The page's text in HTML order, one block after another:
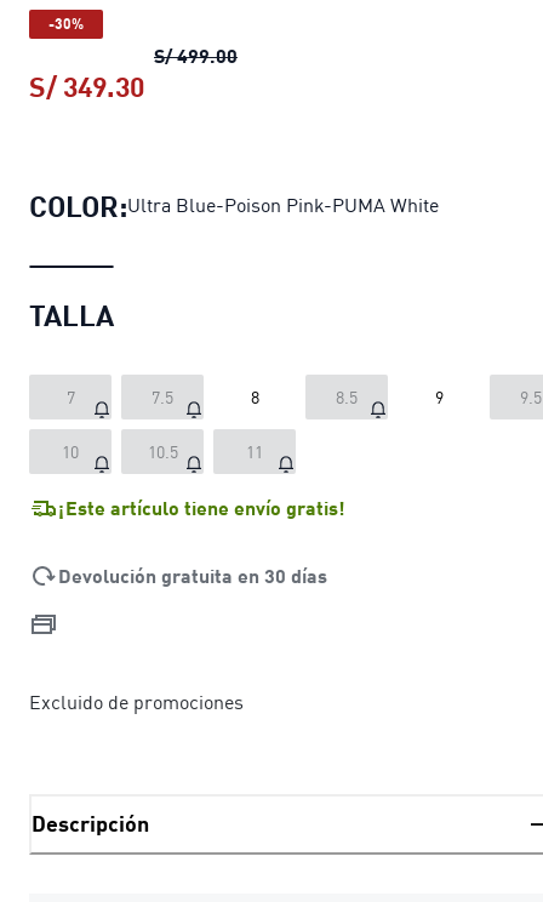
-30%
S/ 499.00Guantes de arquero FUTURE
S/ 349.30
COLOR:Ultra Blue-Poison Pink-PUMA White
TALLA
7 7.5 8 8.5 9 9.5
10 10.5 11
¡Este artículo tiene envío gratis!
Devolución gratuita en 30 días
Excluido de promociones
Descripción